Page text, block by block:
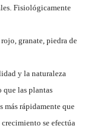
Fisiológicamente
granate, piedra de
y la naturaleza
que las plantas
más rápidamente que
se efectúa